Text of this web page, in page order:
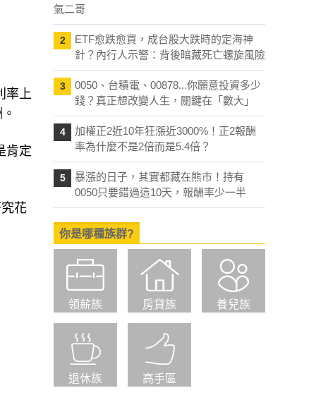
率上
肯定
花
氣二哥
2
ETF愈跌愈買，成台股大跌時的定海神
針？內行人示警：背後暗藏死亡螺旋風險
3
0050、台積電、00878...你願意投資多少
錢？真正想改變人生，關鍵在「數大」
4
加權正2近10年狂漲近3000%！正2報酬
率為什麼不是2倍而是5.4倍？
5
暴漲的日子，其實都藏在熊市！持有
0050只要錯過這10天，報酬率少一半
你是哪種族群?
領薪族 房貸族 養兒族
退休族 高手區